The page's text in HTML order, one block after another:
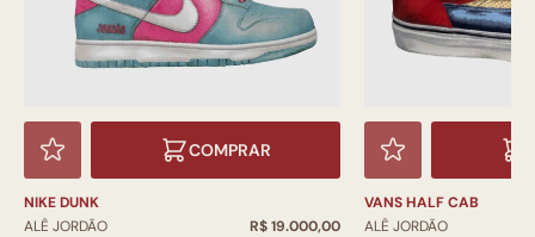
COMPRAR
NIKE DUNK
ALÊ JORDÃO
R$ 19.000,00
VANS HALF CAB
ALÊ JORDÃO